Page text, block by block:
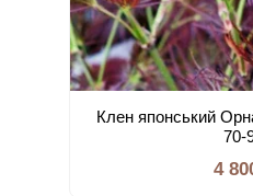
Клен японський
70-
4